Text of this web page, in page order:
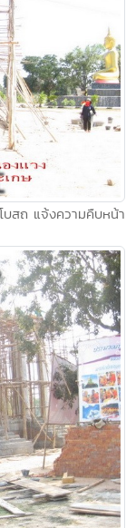
สถ แจ้งความคืบหน้า